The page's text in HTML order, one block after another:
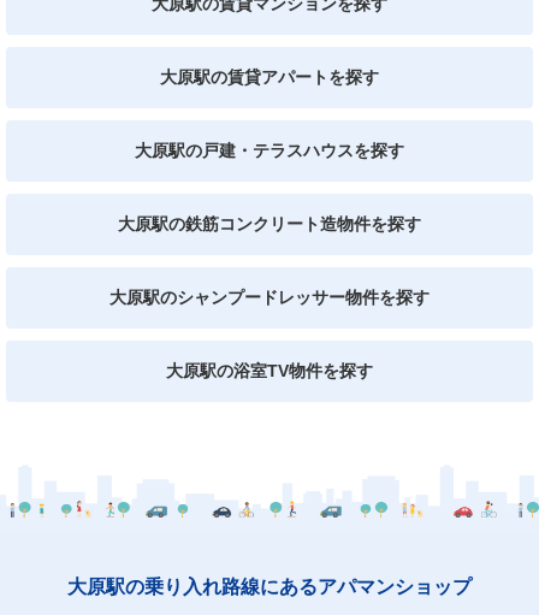
大原駅の賃貸マンションを探す
大原駅の賃貸アパートを探す
大原駅の戸建・テラスハウスを探す
大原駅の鉄筋コンクリート造物件を探す
大原駅のシャンプードレッサー物件を探す
大原駅の浴室TV物件を探す
大原駅の乗り入れ路線にあるアパマンショップ